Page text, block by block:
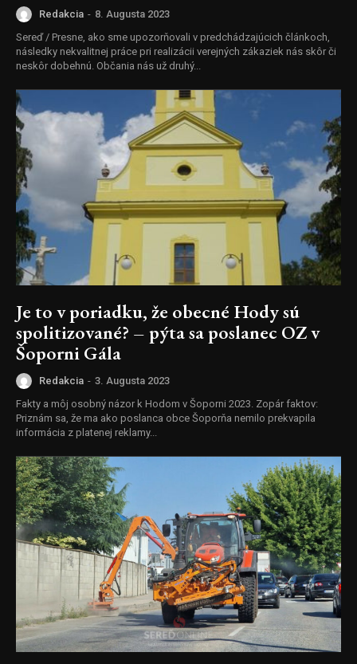
Redakcia - 8. Augusta 2023
Sereď / Presne, ako sme upozorňovali v predchádzajúcich článkoch,
následky nekvalitnej práce pri realizácii verejných zákaziek nás skôr či
neskôr dobehnú. Občania nás už druhý...
Je to v poriadku, že obecné Hody sú
spolitizované? – pýta sa poslanec OZ v
Šoporni Gála
Redakcia - 3. Augusta 2023
Fakty a môj osobný názor k Hodom v Šoporni 2023. Zopár faktov:
Priznám sa, že ma ako poslanca obce Šoporňa nemilo prekvapila
informácia z platenej reklamy...